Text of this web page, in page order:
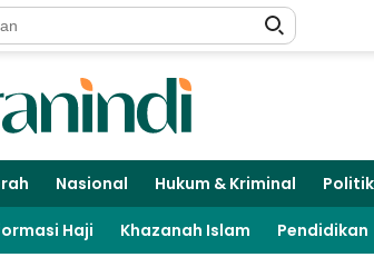
Nasional Hukum & Kriminal Politik
Haji Khazanah Islam Pendidikan